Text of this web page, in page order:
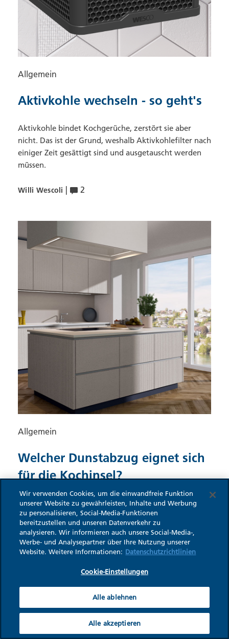
Allgemein
Aktivkohle wechseln - so geht's
Aktivkohle bindet Kochgerüche, zerstört sie aber
nicht. Das ist der Grund, weshalb Aktivkohlefilter nach
einiger Zeit gesättigt sind und ausgetauscht werden
müssen.
Willi Wescoli | 2
Allgemein
Welcher Dunstabzug eignet sich
für die Kochinsel?
Kücheninseln oder Kochinseln, wenn sich ein Herd
darauf befindet, liegen im Trend. Was diese
auszeichnet und welche Dunstabzüge sich dafür
eignen, haben wir für Sie zusammengestellt.
Wir verwenden Cookies, um die einwandfreie Funktion
unserer Website zu gewährleisten, Inhalte und Werbung
zu personalisieren, Social-Media-Funktionen
bereitzustellen und unseren Datenverkehr zu
analysieren. Wir informieren auch unsere Social-Media-,
Werbe- und Analysepartner über Ihre Nutzung unserer
Website. Weitere Informationen: Datenschutzrichtlinien
Cookie-Einstellungen
Alle ablehnen
Alle akzeptieren